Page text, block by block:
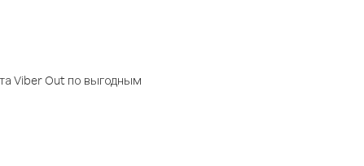
Viber Out по выгодным